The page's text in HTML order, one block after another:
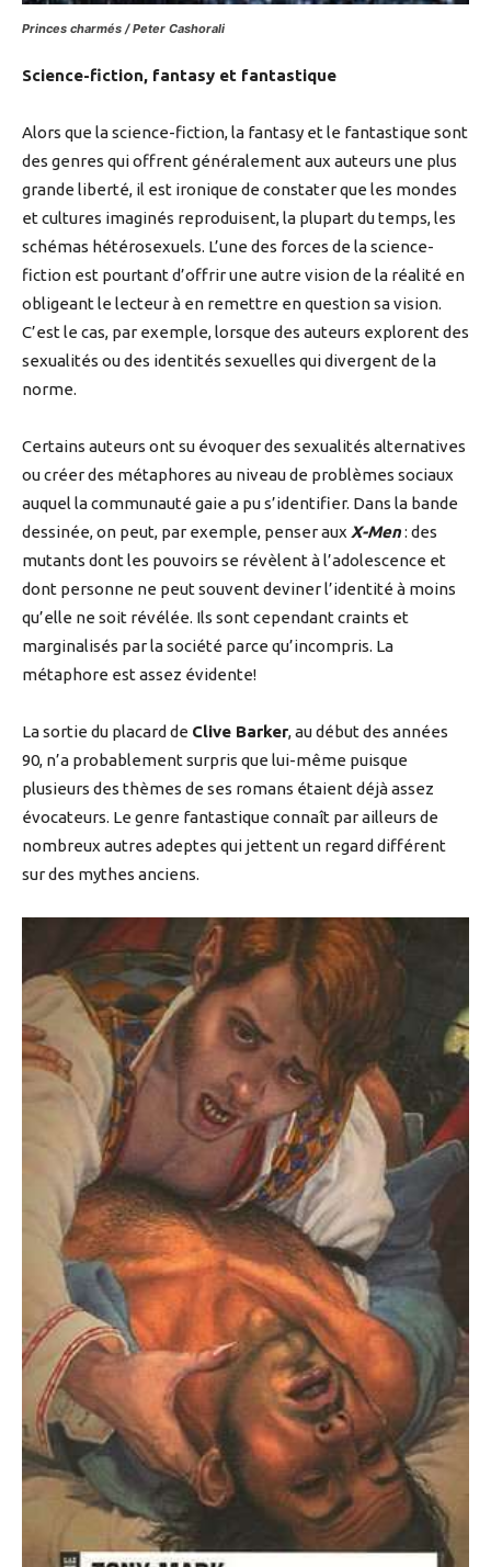
Princes charmés / Peter Cashorali
Science-fiction, fantasy et fantastique
Alors que la science-fiction, la fantasy et le fantastique sont
des genres qui offrent généralement aux auteurs une plus
grande liberté, il est ironique de constater que les mondes
et cultures imaginés reproduisent, la plupart du temps, les
schémas hétérosexuels. L’une des forces de la science-
fiction est pourtant d’offrir une autre vision de la réalité en
obligeant le lecteur à en remettre en question sa vision.
C’est le cas, par exemple, lorsque des auteurs explorent des
sexualités ou des identités sexuelles qui divergent de la
norme.
Certains auteurs ont su évoquer des sexualités alternatives
ou créer des métaphores au niveau de problèmes sociaux
auquel la communauté gaie a pu s’identifier. Dans la bande
dessinée, on peut, par exemple, penser aux X-Men: des
mutants dont les pouvoirs se révèlent à l’adolescence et
dont personne ne peut souvent deviner l’identité à moins
qu’elle ne soit révélée. Ils sont cependant craints et
marginalisés par la société parce qu’incompris. La
métaphore est assez évidente!
La sortie du placard de Clive Barker, au début des années
90, n’a probablement surpris que lui-même puisque
plusieurs des thèmes de ses romans étaient déjà assez
évocateurs. Le genre fantastique connaît par ailleurs de
nombreux autres adeptes qui jettent un regard différent
sur des mythes anciens.